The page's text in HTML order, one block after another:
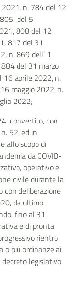
n. 784 del 12
del 5
808 del 12
817 del 31
n. 869 dell’ 1
del 31 marzo
16 aprile 2022, n.
maggio 2022, n.
2022;
convertito, con
52, ed in
allo scopo di
da COVID-
operativo e
civile durante la
con deliberazione
da ultimo
fino al 31
e di pronta
rientro
o più ordinanze ai
decreto legislativo